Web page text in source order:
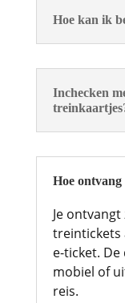
Hoe kan ik
Inchecken
Hoe
Je
treintickets
e-ticket.
mobiel of
reis.